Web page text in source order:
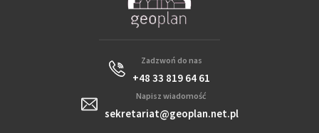
Zadzwoń do nas
+48 33 819 64 61
Napisz wiadomość
sekretariat@geoplan.net.pl